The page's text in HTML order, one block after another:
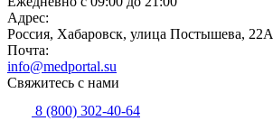
Адрес:
Россия, Хабаровск, улица Постышева, 22А
Почта:
info@medportal.su
Свяжитесь с нами
8 (800) 302-40-64